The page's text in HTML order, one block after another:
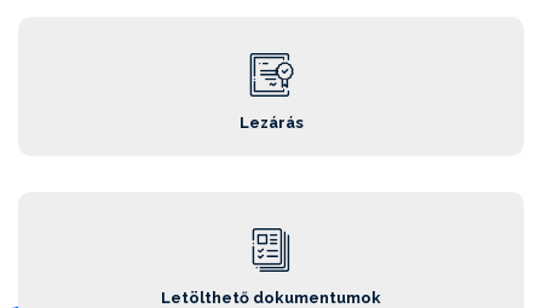
Lezárás
Letölthető dokumentumok